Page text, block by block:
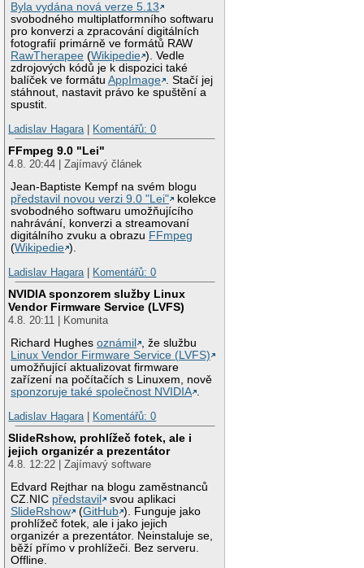
Byla vydána nová verze 5.13
svobodného multiplatformního softwaru
pro konverzi a zpracování digitálních
fotografií primárně ve formátů RAW
RawTherapee (Wikipedie ). Vedle
zdrojových kódů je k dispozici také
balíček ve formátuAppImage . Stačí jej
stáhnout, nastavit právo ke spuštění a
spustit.
Ladislav Hagara| Komentářů: 0
FFmpeg 9.0 "Lei"
4.8. 20:44 | Zajímavý článek
Jean-Baptiste Kempf na svém blogu
představil novou verzi 9.0 "Lei"
kolekce
svobodného softwaru umožňujícího
nahrávání, konverzi a streamovaní
digitálního zvuku a obrazu FFmpeg
(Wikipedie ).
Ladislav Hagara| Komentářů: 0
NVIDIA sponzorem služby Linux
Vendor Firmware Service (LVFS)
4.8. 20:11 | Komunita
Richard Hughesoznámil
, že službu
Linux Vendor Firmware Service (LVFS)
umožňující aktualizovat firmware
zařízení na počítačích s Linuxem, nově
sponzoruje také společnost NVIDIA .
Ladislav Hagara| Komentářů: 0
SlideRshow, prohlížeč fotek, ale i
jejich organizér a prezentátor
4.8. 12:22 | Zajímavý software
Edvard Rejthar na blogu zaměstnanců
CZ.NIC představil
svou aplikaci
SlideRshow
(GitHub ). Funguje jako
prohlížeč fotek, ale i jako jejich
organizér a prezentátor. Neinstaluje se,
běží přímo v prohlížeči. Bez serveru.
Offline.